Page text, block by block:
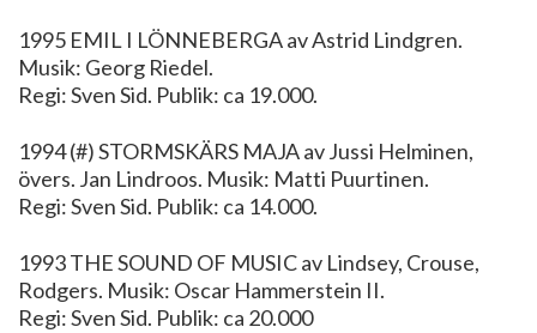
1995 EMIL I LÖNNEBERGA av Astrid Lindgren.
Musik: Georg Riedel.
Regi: Sven Sid. Publik: ca 19.000.
1994 (#) STORMSKÄRS MAJA av Jussi Helminen,
övers. Jan Lindroos. Musik: Matti Puurtinen.
Regi: Sven Sid. Publik: ca 14.000.
1993 THE SOUND OF MUSIC av Lindsey, Crouse,
Rodgers. Musik: Oscar Hammerstein II.
Regi: Sven Sid. Publik: ca 20.000